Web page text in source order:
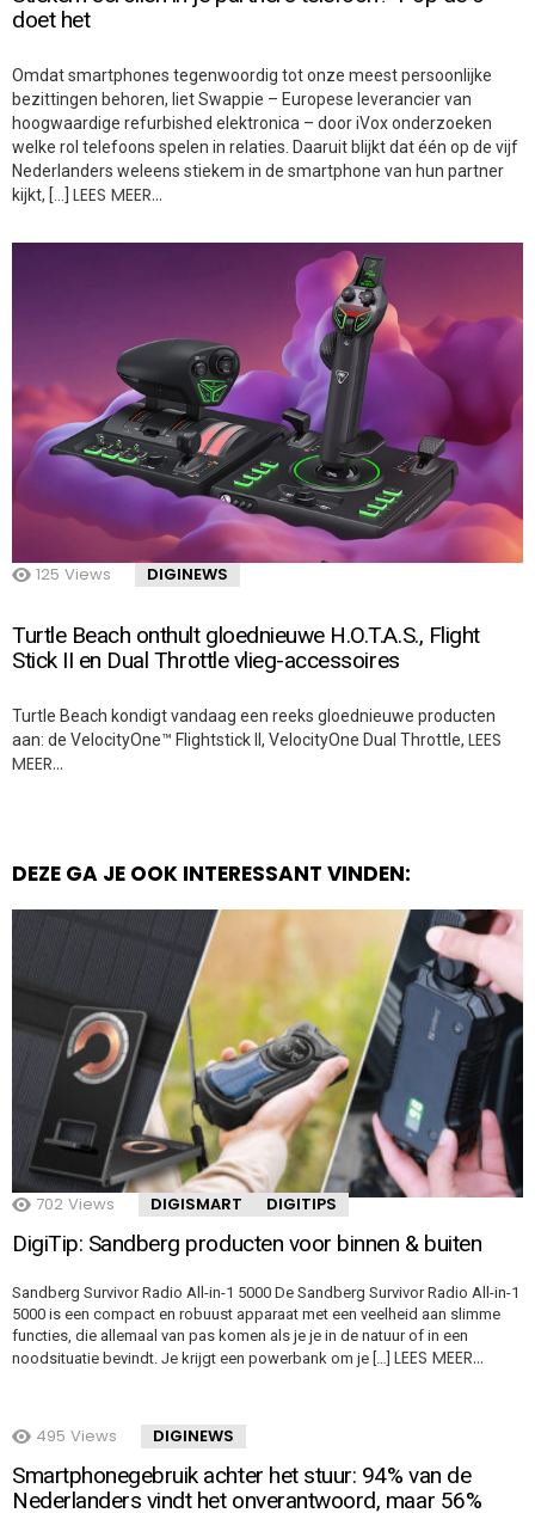
doet het
Omdat smartphones tegenwoordig tot onze meest persoonlijke
bezittingen behoren, liet Swappie – Europese leverancier van
hoogwaardige refurbished elektronica – door iVox onderzoeken
welke rol telefoons spelen in relaties. Daaruit blijkt dat één op de vijf
Nederlanders weleens stiekem in de smartphone van hun partner
kijkt, […] LEES MEER…
125 Views DIGINEWS
Turtle Beach onthult gloednieuwe H.O.T.A.S., Flight
Stick II en Dual Throttle vlieg-accessoires
Turtle Beach kondigt vandaag een reeks gloednieuwe producten
aan: de VelocityOne™ Flightstick II, VelocityOne Dual Throttle, LEES
MEER…
DEZE GA JE OOK INTERESSANT VINDEN:
702 Views DIGISMART DIGITIPS
DigiTip: Sandberg producten voor binnen & buiten
Sandberg Survivor Radio All-in-1 5000 De Sandberg Survivor Radio All-in-1
5000 is een compact en robuust apparaat met een veelheid aan slimme
functies, die allemaal van pas komen als je je in de natuur of in een
noodsituatie bevindt. Je krijgt een powerbank om je […] LEES MEER…
495 Views DIGINEWS
Smartphonegebruik achter het stuur: 94% van de
Nederlanders vindt het onverantwoord, maar 56%